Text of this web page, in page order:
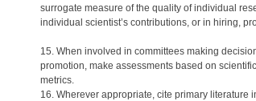
surrogate measure of the quality of individual
individual scientist’s contributions, or in hiring,
15. When involved in committees making
promotion, make assessments based on
metrics.
16. Wherever appropriate, cite primary literature